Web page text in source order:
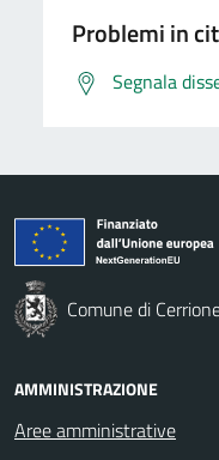
Problemi in
Segnala
Comune di
AMMINISTRAZIONE
Aree amministrative